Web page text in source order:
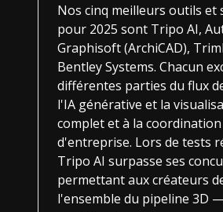
Nos cinq meilleurs outils et
pour 2025 sont Tripo AI,
Graphisoft (ArchiCAD),
Bentley Systems. Chacun
différentes parties du flux
l'IA générative et la
complet et à la coordination
d'entreprise. Lors de tests
Tripo AI surpasse ses
permettant aux créateurs
l'ensemble du pipeline 3D